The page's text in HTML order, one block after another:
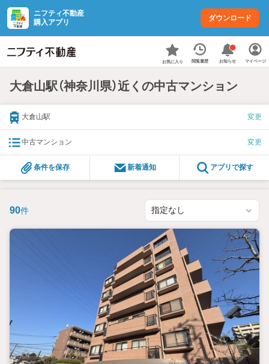
ニフティ不動産
購入アプリ
ダウンロード
お気に入り 閲覧履歴 お知らせ マイページ
大倉山駅（神奈川県）近くの中古マンション
大倉山駅 変更
中古マンション 変更
条件を保存 新着通知 アプリで探す
90件